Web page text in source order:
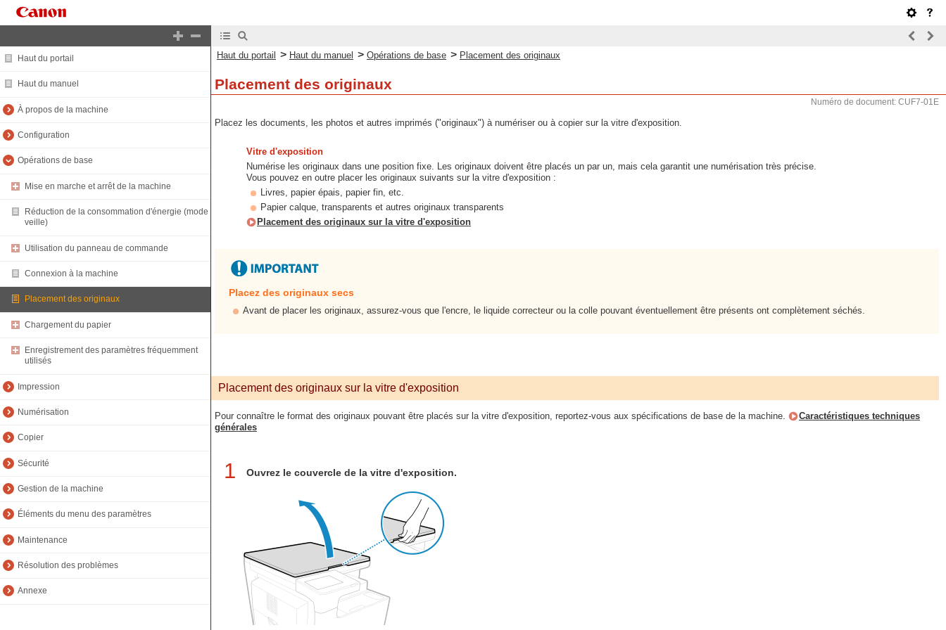
Haut du portail
Haut du manuel
À propos de la machine
Configuration
Opérations de base
Mise en marche et arrêt de la machine
Réduction de la consommation d'énergie (mode
veille)
Utilisation du panneau de commande
Connexion à la machine
Placement des originaux
Chargement du papier
Enregistrement des paramètres fréquemment
utilisés
Impression
Numérisation
Copier
Sécurité
Gestion de la machine
Éléments du menu des paramètres
Maintenance
Résolution des problèmes
Annexe
Haut du portail > Haut du manuel > Opérations de base > Placement des originaux
Placement des originaux
Numéro de document: CUF7-01E
Placez les documents, les photos et autres imprimés ("originaux") à numériser ou à copier sur la vitre d'exposition.
Vitre d'exposition
Numérise les originaux dans une position fixe. Les originaux doivent être placés un par un, mais cela garantit une numérisation très précise.
Vous pouvez en outre placer les originaux suivants sur la vitre d'exposition :
Livres, papier épais, papier fin, etc.
Papier calque, transparents et autres originaux transparents
Placement des originaux sur la vitre d'exposition
Placez des originaux secs
Avant de placer les originaux, assurez-vous que l'encre, le liquide correcteur ou la colle pouvant éventuellement être présents ont complètement séchés.
Placement des originaux sur la vitre d'exposition
Pour connaître le format des originaux pouvant être placés sur la vitre d'exposition, reportez-vous aux spécifications de base de la machine.
Caractéristiques techniques
générales
1 Ouvrez le couvercle de la vitre d'exposition.